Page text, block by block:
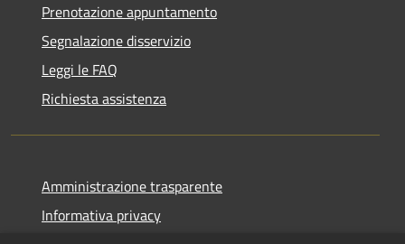
Prenotazione appuntamento
Segnalazione disservizio
Leggi le FAQ
Richiesta assistenza
Amministrazione trasparente
Informativa privacy